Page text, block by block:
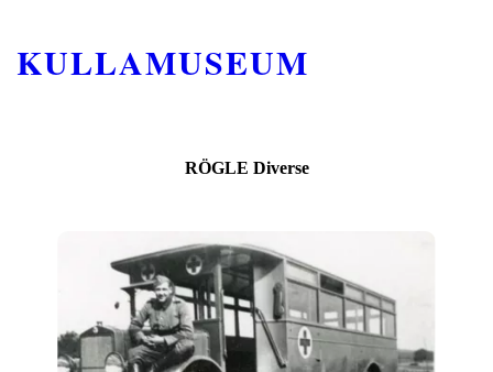
KULLAMUSEUM
RÖGLE Diverse